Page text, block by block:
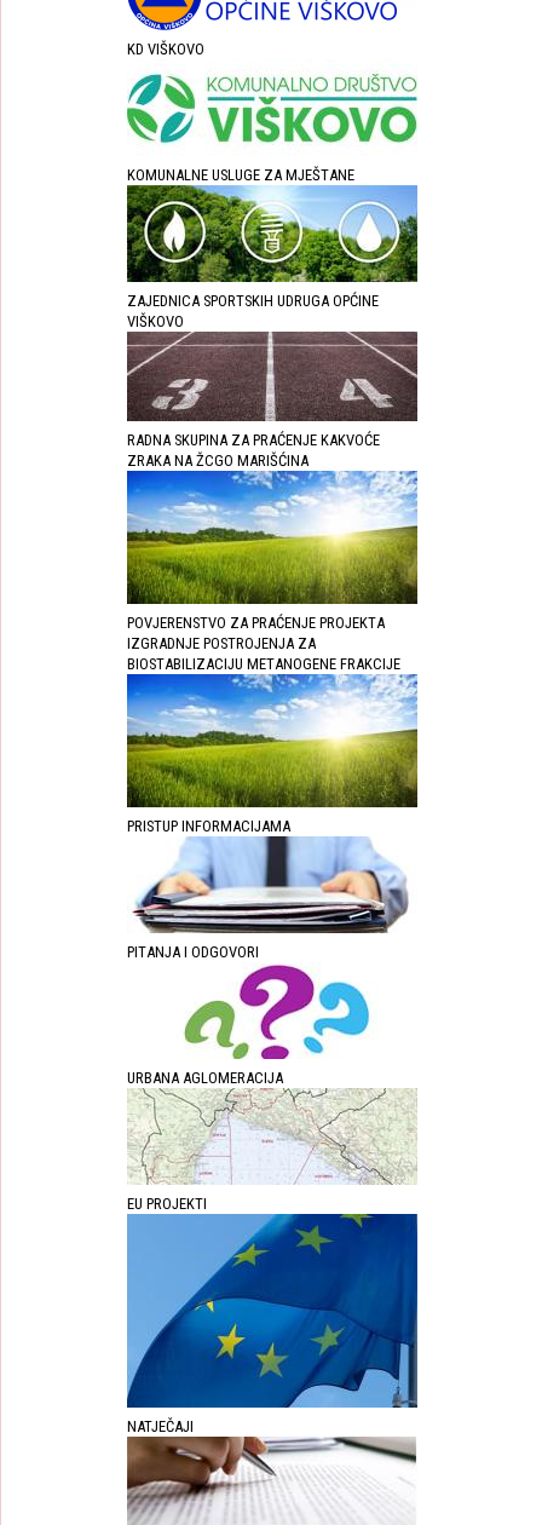
KD VIŠKOVO
KOMUNALNE USLUGE ZA MJEŠTANE
ZAJEDNICA SPORTSKIH UDRUGA OPĆINE
VIŠKOVO
RADNA SKUPINA ZA PRAĆENJE KAKVOĆE
ZRAKA NA ŽCGO MARIŠĆINA
POVJERENSTVO ZA PRAĆENJE PROJEKTA
IZGRADNJE POSTROJENJA ZA
BIOSTABILIZACIJU METANOGENE FRAKCIJE
PRISTUP INFORMACIJAMA
PITANJA I ODGOVORI
URBANA AGLOMERACIJA
EU PROJEKTI
NATJEČAJI